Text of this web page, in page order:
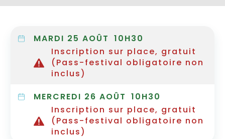
MARDI 25 AOÛT 10H30
Inscription sur place, gratuit
(Pass-festival obligatoire non
inclus)
MERCREDI 26 AOÛT 10H30
Inscription sur place, gratuit
(Pass-festival obligatoire non
inclus)